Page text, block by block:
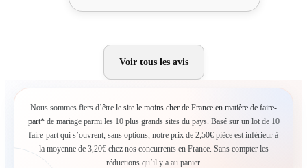
Voir tous les avis
Nous sommes fiers d’être le site le moins cher de France en matière de faire-
part*de mariage parmi les 10 plus grands sites du pays. Basé sur un lot de 10
faire-part qui s’ouvrent, sans options, notre prix de 2,50€ pièce est inférieur à
la moyenne de 3,20€ chez nos concurrents en France. Sans compter les
réductions qu’il y a au panier.